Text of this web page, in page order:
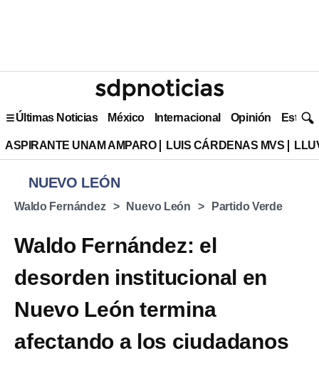
Últimas Noticias México Internacional Opinión Estilo
ASPIRANTE UNAM AMPARO LUIS CÁRDENAS MVS
NUEVO LEÓN
Waldo Fernández Nuevo León Partido Verde
Waldo Fernández: el
desorden institucional en
Nuevo León termina
afectando a los ciudadanos